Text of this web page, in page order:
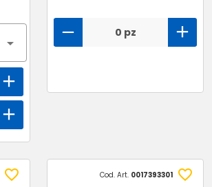
0 pz
Cod. Art. 0017393301